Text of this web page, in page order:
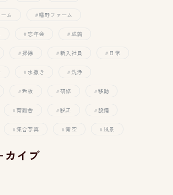
ム 幡野ファーム
忘年会 成鶉
掃除 新入社員 日常
水撒き 洗浄
看板 研修 移動
育雛舎 脱走 設備
集合写真 青空 風景
カイブ